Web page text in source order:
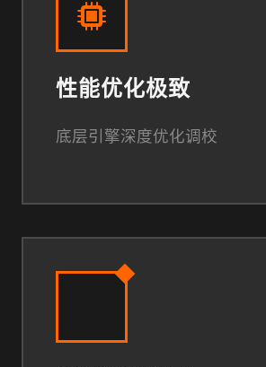
性能优化极致
底层引擎深度优化调校